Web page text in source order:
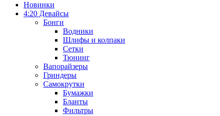
Новинки
4:20 Девайсы
Бонги
Водники
Шлифы и колпаки
Сетки
Тюнинг
Вапорайзеры
Гриндеры
Самокрутки
Бумажки
Бланты
Фильтры